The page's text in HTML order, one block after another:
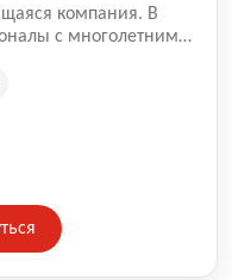
компания. В
с многолетним
опыт позволяют